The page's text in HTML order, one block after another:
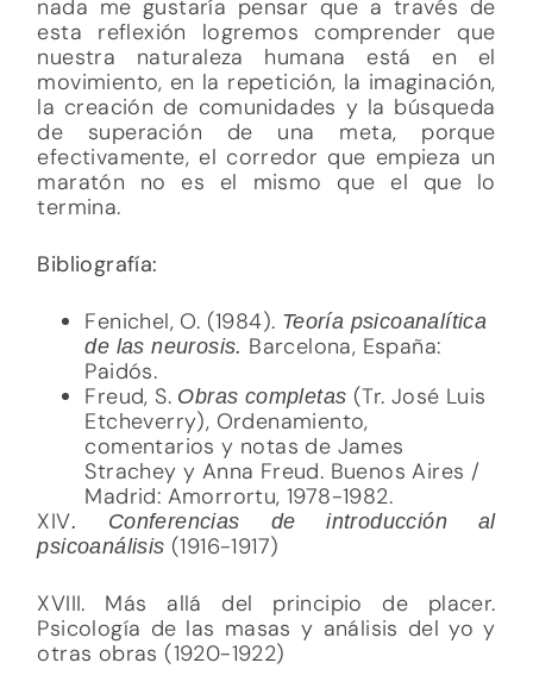
nada me gustaría pensar que a través de
esta reflexión logremos comprender que
nuestra naturaleza humana está en el
movimiento, en la repetición, la imaginación,
la creación de comunidades y la búsqueda
de superación de una meta, porque
efectivamente, el corredor que empieza un
maratón no es el mismo que el que lo
termina.
Bibliografía:
Fenichel, O. (1984). Teoría psicoanalítica
de las neurosis. Barcelona, España:
Paidós.
Freud, S. Obras completas (Tr. José Luis
Etcheverry), Ordenamiento,
comentarios y notas de James
Strachey y Anna Freud. Buenos Aires /
Madrid: Amorrortu, 1978-1982.
XIV. Conferencias de introducción al
psicoanálisis (1916-1917)
XVIII. Más allá del principio de placer.
Psicología de las masas y análisis del yo y
otras obras (1920-1922)